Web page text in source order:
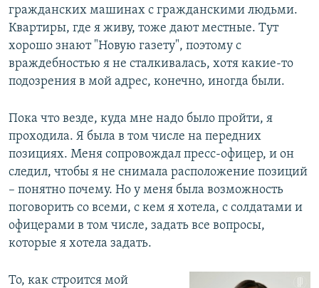
гражданских машинах с гражданскими людьми.
Квартиры, где я живу, тоже дают местные. Тут
хорошо знают "Новую газету", поэтому с
враждебностью я не сталкивалась, хотя какие-то
подозрения в мой адрес, конечно, иногда были.
Пока что везде, куда мне надо было пройти, я
проходила. Я была в том числе на передних
позициях. Меня сопровождал пресс-офицер, и он
следил, чтобы я не снимала расположение позиций
– понятно почему. Но у меня была возможность
поговорить со всеми, с кем я хотела, с солдатами и
офицерами в том числе, задать все вопросы,
которые я хотела задать.
То, как строится мой